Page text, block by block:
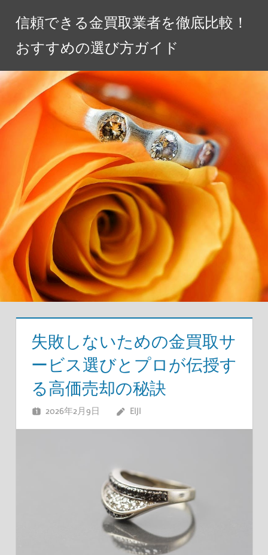
ツ
へ
ス
キ
信頼できる金買取業者を徹底比較！
おすすめの選び方ガイド
失敗しないための金買取サ
ービス選びとプロが伝授す
る高価売却の秘訣
2026年2月9日 EIJI